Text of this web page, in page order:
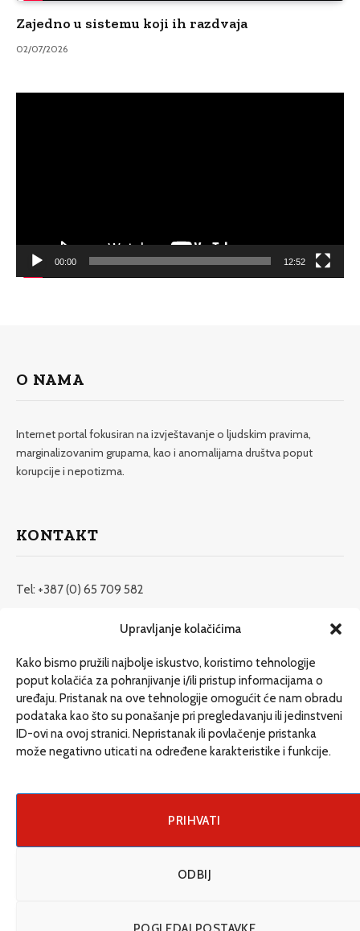
Upravljanje kolačićima
Kako bismo pružili najbolje iskustvo, koristimo tehnologije
poput kolačića za pohranjivanje i/ili pristup informacijama o
uređaju. Pristanak na ove tehnologije omogućit će nam obradu
podataka kao što su ponašanje pri pregledavanju ili jedinstveni
ID-ovi na ovoj stranici. Nepristanak ili povlačenje pristanka
može negativno uticati na određene karakteristike i funkcije.
PRIHVATI
ODBIJ
Zajedno u sistemu koji ih razdvaja
02/07/2026
00:00 12:52
O NAMA
Internet portal fokusiran na izvještavanje o ljudskim pravima,
marginalizovanim grupama, kao i anomalijama društva poput
korupcije i nepotizma.
KONTAKT
Tel: +387 (0) 65 709 582
redakcija@etrafika.net
Dosije
Drugi pišu
Društvo